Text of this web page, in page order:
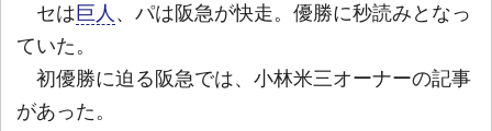
セは巨人 、パは阪急が快走。優勝に秒読みとなっ
ていた。
初優勝に迫る阪急では、小林米三オーナーの記事
があった。